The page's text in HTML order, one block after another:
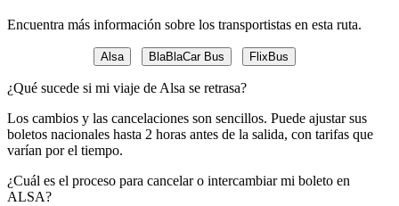
Encuentra más información sobre los transportistas en esta ruta.
Alsa BlaBlaCar Bus FlixBus
¿Qué sucede si mi viaje de Alsa se retrasa?
Los cambios y las cancelaciones son sencillos. Puede ajustar sus
boletos nacionales hasta 2 horas antes de la salida, con tarifas que
varían por el tiempo.
¿Cuál es el proceso para cancelar o intercambiar mi boleto en
ALSA?